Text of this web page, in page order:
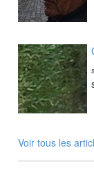
Voir tous les